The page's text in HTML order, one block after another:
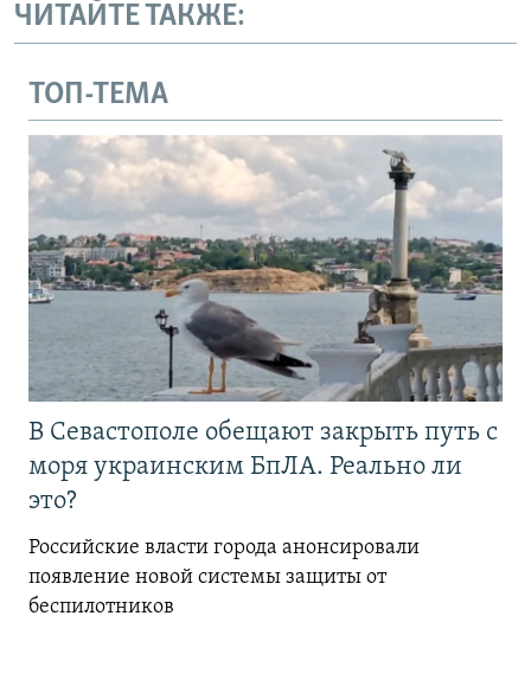
ЧИТАЙТЕ ТАКЖЕ:
ТОП-ТЕМА
В Севастополе обещают закрыть путь с
моря украинским БпЛА. Реально ли
это?
Российские власти города анонсировали
появление новой системы защиты от
беспилотников